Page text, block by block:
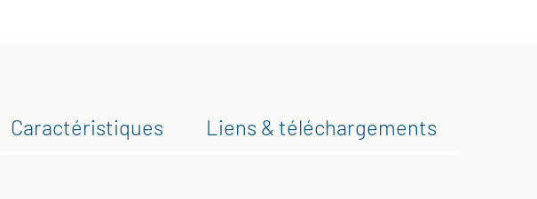
Caractéristiques Liens & téléchargements